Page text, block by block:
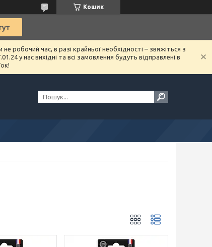
Кошик
час, в разі крайньої необхідності – звяжіться з
у нас вихідні та всі замовлення будуть відправлені в